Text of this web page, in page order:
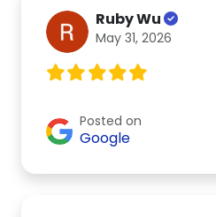
Ruby Wu
May 31, 2026
Posted on
Google